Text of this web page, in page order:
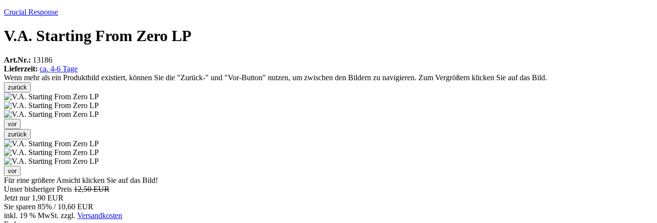
Crucial Response
V.A. Starting From Zero LP
Art.Nr.: 13186
Lieferzeit: ca. 4-6 Tage
Wenn mehr als ein Produktbild existiert, können Sie die "Zurück-" und "Vor-Button" nutzen, um zwischen den Bildern zu navigieren. Zum Vergrößern klicken Sie auf das Bild.
zurück
vor
zurück
vor
Für eine größere Ansicht klicken Sie auf das Bild!
Unser bisheriger Preis 12,50 EUR
Jetzt nur 1,90 EUR
Sie sparen 85% / 10,60 EUR
inkl. 19 % MwSt. zzgl. Versandkosten